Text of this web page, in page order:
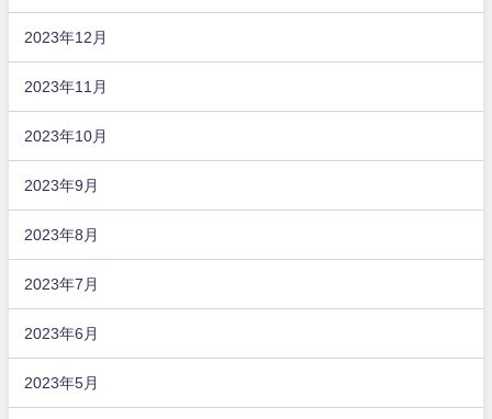
2023年12月
2023年11月
2023年10月
2023年9月
2023年8月
2023年7月
2023年6月
2023年5月